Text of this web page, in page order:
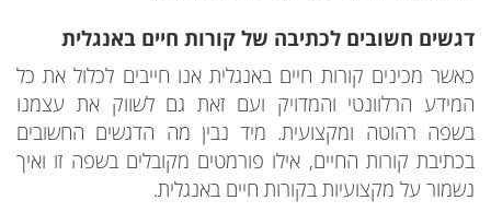
דגשים חשובים לכתיבה של קורות חיים באנגלית
כאשר מכינים קורות חיים באנגלית אנו חייבים לכלול את כל
המידע הרלוונטי והמדויק ועם זאת גם לשווק את עצמנו
בשפה רהוטה ומקצועית. מיד נבין מה הדגשים החשובים
בכתיבת קורות החיים, אילו פורמטים מקובלים בשפה זו ואיך
נשמור על מקצועיות בקורות חיים באנגלית.